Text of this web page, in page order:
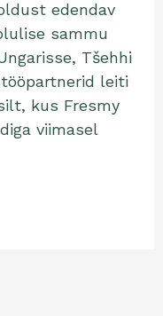
edendav
sammu
Tšehhi
leiti
kus Fresmy
viimasel